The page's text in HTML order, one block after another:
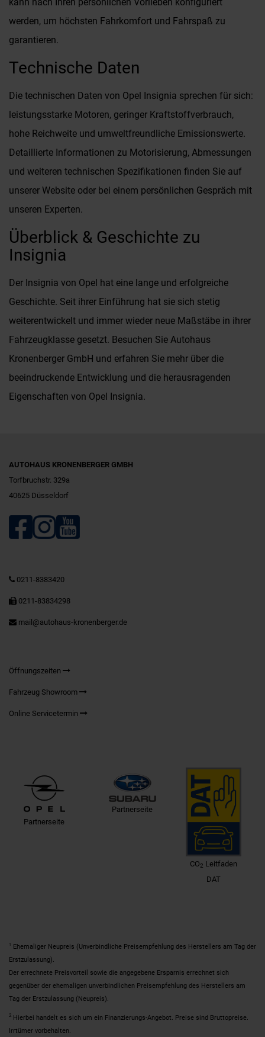
werden, um höchsten Fahrkomfort und Fahrspaß zu
garantieren.
Technische Daten
Die technischen Daten von Opel Insignia sprechen für sich:
leistungsstarke Motoren, geringer Kraftstoffverbrauch,
hohe Reichweite und umweltfreundliche Emissionswerte.
Detaillierte Informationen zu Motorisierung, Abmessungen
und weiteren technischen Spezifikationen finden Sie auf
unserer Website oder bei einem persönlichen Gespräch mit
unseren Experten.
Überblick & Geschichte zu
Insignia
Der Insignia von Opel hat eine lange und erfolgreiche
Geschichte. Seit ihrer Einführung hat sie sich stetig
weiterentwickelt und immer wieder neue Maßstäbe in ihrer
Fahrzeugklasse gesetzt. Besuchen Sie Autohaus
Kronenberger GmbH und erfahren Sie mehr über die
beeindruckende Entwicklung und die herausragenden
Eigenschaften von Opel Insignia.
AUTOHAUS KRONENBERGER GMBH
Torfbruchstr. 329a
40625 Düsseldorf
0211-8383420
0211-83834298
mail@autohaus-kronenberger.de
Öffnungszeiten
Fahrzeug Showroom
Online Servicetermin
Partnerseite
Partnerseite
CO2 Leitfaden
DAT
1 Ehemaliger Neupreis (Unverbindliche Preisempfehlung des Herstellers am Tag der
Erstzulassung).
Der errechnete Preisvorteil sowie die angegebene Ersparnis errechnet sich
gegenüber der ehemaligen unverbindlichen Preisempfehlung des Herstellers am
Tag der Erstzulassung (Neupreis).
2 Hierbei handelt es sich um ein Finanzierungs-Angebot. Preise sind Bruttopreise.
Irrtümer vorbehalten.